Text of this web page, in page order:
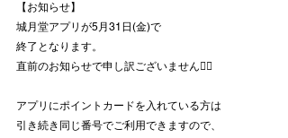
【お知らせ】
城月堂アプリが5月31日(金)で
終了となります。
直前のお知らせで申し訳ございません🙇‍♀️
アプリにポイントカードを入れている方は
引き続き同じ番号でご利用できますので、